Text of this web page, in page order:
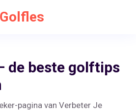
de beste golftips
pagina van Verbeter Je